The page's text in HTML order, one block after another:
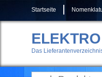
Startseite
ELEKTRO
Das